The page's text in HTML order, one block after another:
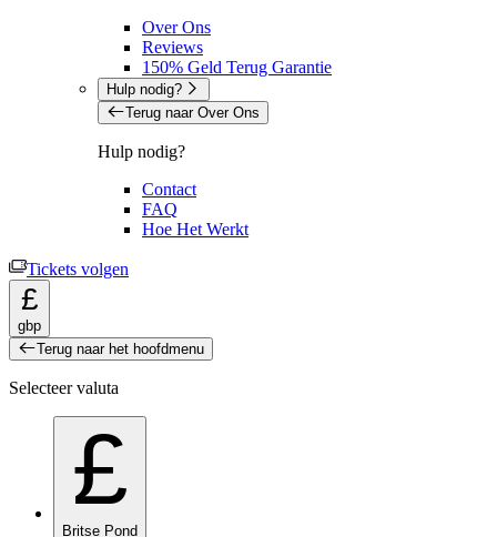
Over Ons
Reviews
150% Geld Terug Garantie
Hulp nodig?
Terug naar Over Ons
Hulp nodig?
Contact
FAQ
Hoe Het Werkt
Tickets volgen
£
gbp
Terug naar het hoofdmenu
Selecteer valuta
£
Britse Pond